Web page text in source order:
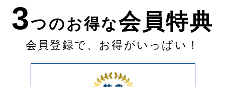
3つのお得な会員特典
会員登録で、お得がいっぱい！